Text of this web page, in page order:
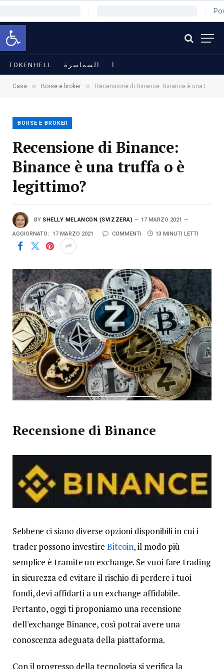
Apri la barra degli strumenti
TOKENHELL السماسرة ا
Casa » Borse e broker » Recensione di Binance: Binance è una truffa o è legittimo?
BORSE E BROKER
Recensione di Binance:
Binance è una truffa o è
legittimo?
BY SHELLY MELANCON (SVIZZERA) 17 MARZO 2021
AGGIORNATO: 17 MARZO 2021 COMMENTI 13 MINUTI LETTI
Recensione di Binance
Sebbene ci siano diverse opzioni disponibili in cui i
trader possono investire Bitcoin, il modo più
semplice è tramite un exchange. Se vuoi fare trading
in sicurezza ed evitare il rischio di perdere i tuoi
fondi, devi affidarti a un exchange affidabile.
Pertanto, oggi ti proponiamo una recensione
dell'exchange Binance, così potrai avere una
conoscenza adeguata della piattaforma.
Con il progresso della tecnologia si verifica la